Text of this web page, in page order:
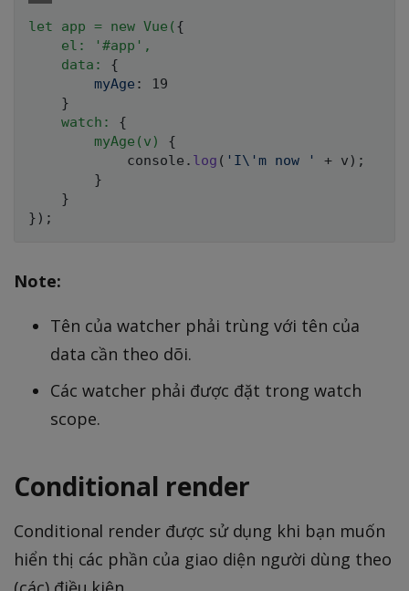
let app = new Vue( {
el: '#app',
    data:
{
myAge :
19
}
watch:
{
myAge(v)
{
            console.
log ( 'I\'m now ' + v ) ;
}
}
} ) ;
Note:
Tên của watcher phải trùng với tên của
data cần theo dõi.
Các watcher phải được đặt trong watch
scope.
Conditional render
Conditional render được sử dụng khi bạn muốn
hiển thị các phần của giao diện người dùng theo